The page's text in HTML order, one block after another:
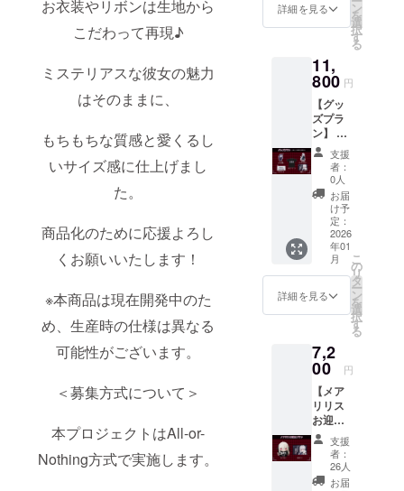
お衣装やリボンは生地から
こだわって再現♪
ミステリアスな彼女の魅力
はそのままに、
もちもちな質感と愛くるし
いサイズ感に仕上げまし
た。
商品化のために応援よろし
くお願いいたします！
※本商品は現在開発中のた
め、生産時の仕様は異なる
可能性がございます。
＜募集方式について＞
本プロジェクトはAll-or-
Nothing方式で実施します。
ツ 1点
●ぬいぐ
るみは
現在開
発中の
ため、
生産時
の仕様
は異な
る可能
性がご
ざいま
す。 画
像はイ
メージ
です。
金額に
は消費
んでお
りま
す。
クリル
スタン
ド 1点
アポー
チ 1点
・プリ
ントT
シャ
ツ 1点
・記念
カー
ド 1点
●ぬいぐ
るみは
現在開
発中の
ため、
生産時
の仕様
は異な
す。 画
像はイ
メージ
です。
金額に
は消費
税
（10%
）と送
料990円
詳細を見る ン
を
選
択
す
る
11,
800 円
【グッ
ズプラ
ン】 ※
ぬいぐ
るみは
含まれ
ており
ませ
ん。 ・
アクリ
ルキー
ホル
ダー 1
点 ・ア
クリル
スタン
・クリ
アポー
チ 1点
・プリ
ントT
シャ
ツ 1点
・記念
カー
ド 1点
支援
者：
0人
お届
け予
定：
2026
年01
月
詳細を見る
こ
の
リ
タ
ー
ン
を
選
択
す
る
7,2
00 円
【メア
リリス
お迎え
プラ
ン】 ・
ぬいぐ
るみ 1
支援
者：
26人
お届